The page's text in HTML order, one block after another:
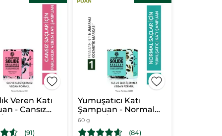
Veren Katı
- Cansız
Brillance -
(91)
Yumuşatıcı Katı
Şampuan - Normal
Saçlar / Douceur-
SLS,SLES
60 g
(84)